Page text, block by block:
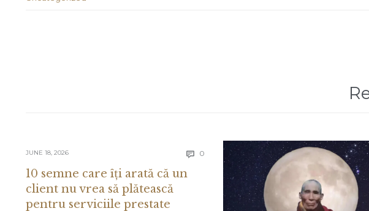
JUNE 18, 2026  0 Comments
10 semne care îți arată că un
client nu vrea să plătească
pentru serviciile prestate